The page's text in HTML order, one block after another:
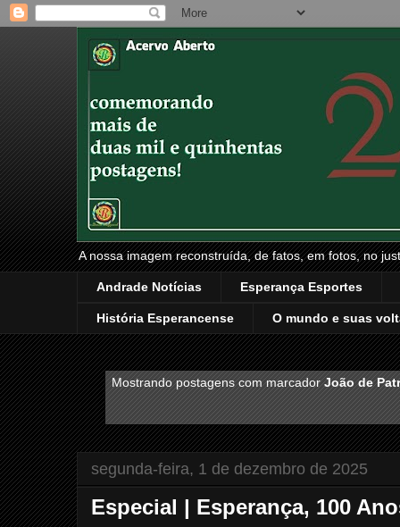
A nossa imagem reconstruída, de fatos, em fotos, no
Andrade Notícias Esperança Esportes
História Esperancense O mundo e suas
Mostrando postagens com marcadorJoão de
segunda-feira, 1 de dezembro de 2025
Especial | Esperança, 100